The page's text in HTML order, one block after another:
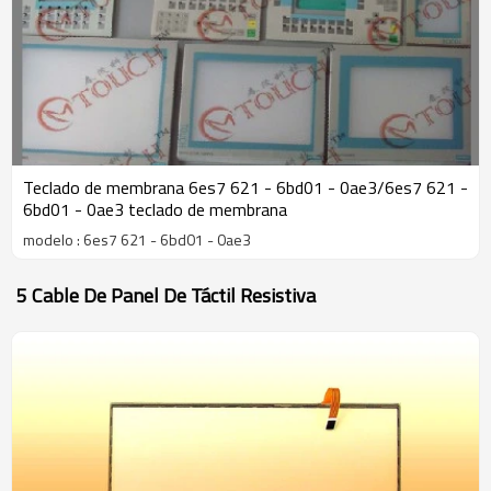
Teclado de membrana 6es7 621 - 6bd01 - 0ae3/6es7 621 -
6bd01 - 0ae3 teclado de membrana
modelo : 6es7 621 - 6bd01 - 0ae3
5 Cable De Panel De Táctil Resistiva